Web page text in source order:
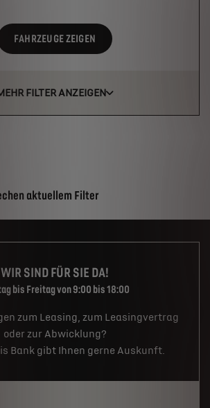
FAHRZEUGE ZEIGEN
FILTER ANZEIGEN
aktuellem Filter
WIR SIND FÜR SIE DA!
bis Freitag von 9:00 bis 18:00
zum Leasing, zum Leasingvertrag
oder zur Abwicklung?
Bank gibt Ihnen gerne Auskunft.